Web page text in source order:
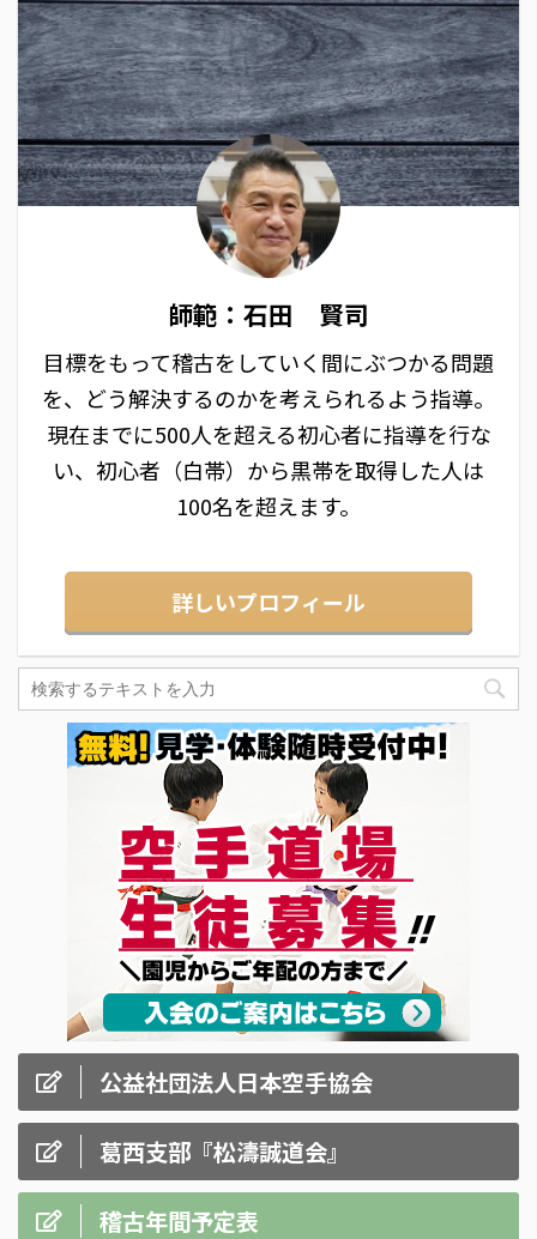
師範：石田 賢司
目標をもって稽古をしていく間にぶつかる問題
を、どう解決するのかを考えられるよう指導。
現在までに500人を超える初心者に指導を行な
い、初心者（白帯）から黒帯を取得した人は
100名を超えます。
詳しいプロフィール
公益社団法人日本空手協会
葛西支部『松濤誠道会』
稽古年間予定表